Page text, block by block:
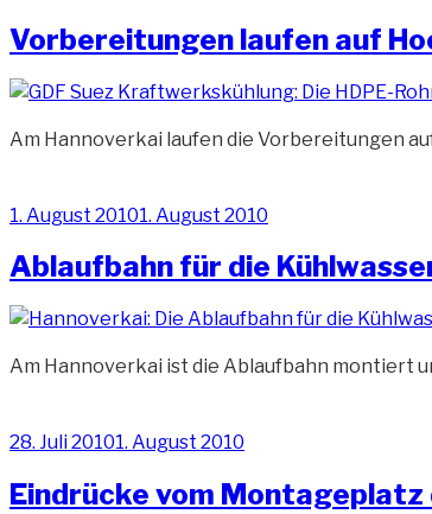
Vorbereitungen laufen auf
Am Hannoverkai laufen die Vorbereitungen
Veröffentlicht
1. August 20101. August 2010
Ablaufbahn für die
Am Hannoverkai ist die Ablaufbahn montiert
Veröffentlicht
28. Juli 20101. August 2010
Eindrücke vom Montageplatz